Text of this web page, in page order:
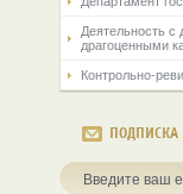
Деятельность
драгоценными
Контрольно-
ПОДПИСКА